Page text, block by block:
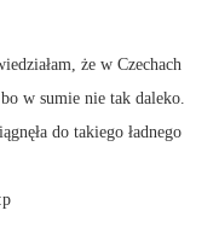
że w Czechach
w sumie nie tak daleko.
do takiego ładnego